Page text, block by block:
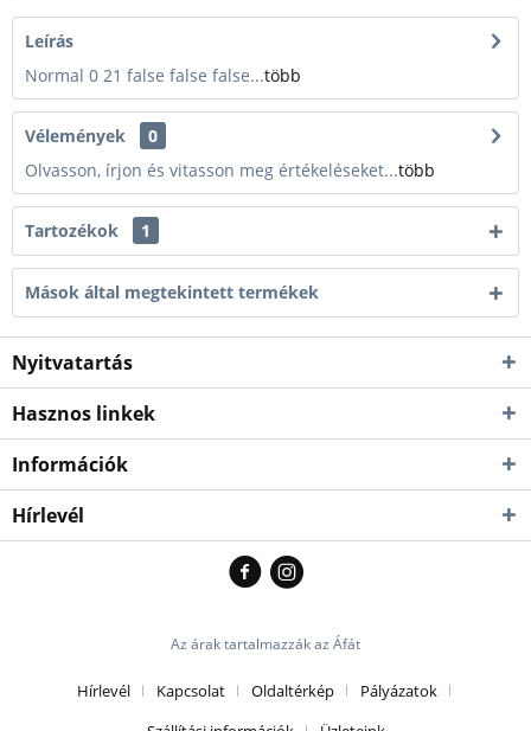
7.0
Leírás
Normal 0 21 false false false...több
Vélemények
0
Olvasson, írjon és vitasson meg értékeléseket...több
Tartozékok 1
Mások által megtekintett termékek
Nyitvatartás
Hasznos linkek
Információk
Hírlevél
Az árak tartalmazzák az Áfát
Hírlevél Kapcsolat Oldaltérkép
Pályázatok